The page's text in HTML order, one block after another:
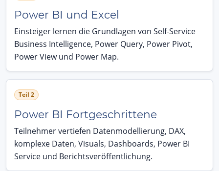
Power BI und Excel
Einsteiger lernen die Grundlagen von Self-Service
Business Intelligence, Power Query, Power Pivot,
Power View und Power Map.
Teil 2
Power BI Fortgeschrittene
Teilnehmer vertiefen Datenmodellierung, DAX,
komplexe Daten, Visuals, Dashboards, Power BI
Service und Berichtsveröffentlichung.